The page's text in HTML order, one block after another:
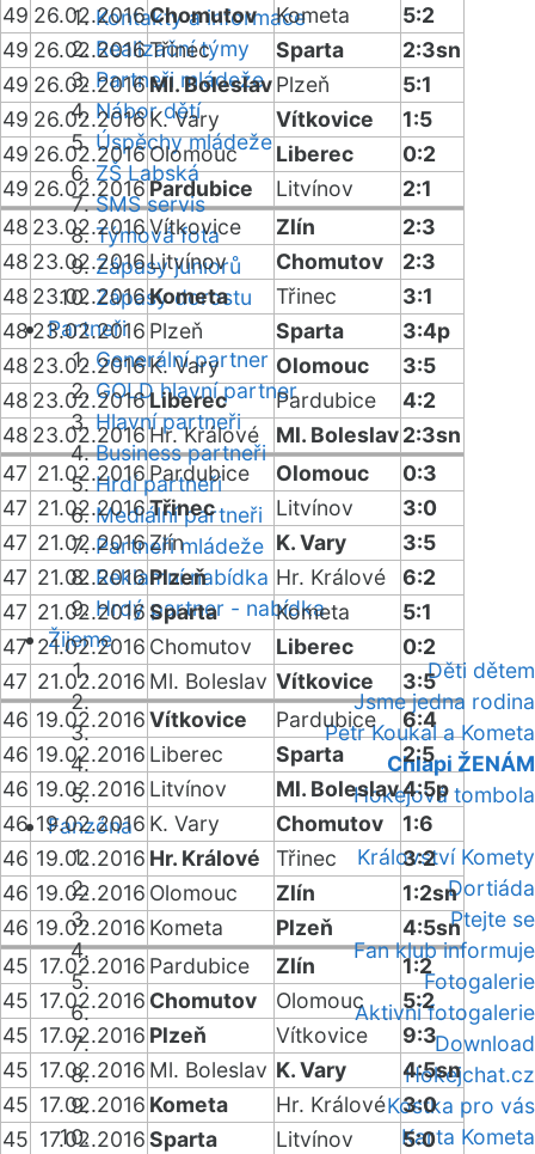
Kontakty a informace
Realizační týmy
Partneři mládeže
Nábor dětí
Úspěchy mládeže
ZŠ Labská
SMS servis
Týmová fota
Zápasy juniorů
Zápasy dorostu
Partneři
Generální partner
GOLD hlavní partner
Hlavní partneři
Business partneři
Hrdí partneři
Mediální partneři
Partneři mládeže
Reklamní nabídka
Hrdý partner - nabídka
Žijeme
Děti dětem
Jsme jedna rodina
Petr Koukal a Kometa
Chlapi ŽENÁM
Hokejová tombola
Fanzóna
Království Komety
Dortiáda
Ptejte se
Fan klub informuje
Fotogalerie
Aktivní fotogalerie
Download
Hokejchat.cz
Kostka pro vás
Karta Kometa
49 26.02.2016Chomutov Kometa
5:2
49 26.02.2016Třinec Sparta
2:3sn
49 26.02.2016Ml. BoleslavPlzeň
5:1
49 26.02.2016K. Vary Vítkovice
1:5
49 26.02.2016Olomouc Liberec
0:2
49 26.02.2016Pardubice Litvínov
2:1
48 23.02.2016Vítkovice Zlín
2:3
48 23.02.2016Litvínov Chomutov
2:3
48 23.02.2016Kometa Třinec
3:1
4823.02.2016 Plzeň Sparta
3:4p
48 23.02.2016K. Vary Olomouc
3:5
48 23.02.2016Liberec Pardubice
4:2
48 23.02.2016Hr. Králové Ml. Boleslav2:3sn
47 21.02.2016 Pardubice Olomouc
0:3
47 21.02.2016Třinec Litvínov
3:0
47 21.02.2016Zlín K. Vary
3:5
47 21.02.2016Plzeň Hr. Králové
6:2
47 21.02.2016Sparta Kometa
5:1
47 21.02.2016 Chomutov Liberec
0:2
47 21.02.2016 Ml. Boleslav Vítkovice
3:5
46 19.02.2016Vítkovice Pardubice
6:4
46 19.02.2016 Liberec Sparta
2:5
46 19.02.2016 Litvínov Ml. Boleslav4:5p
46 19.02.2016 K. Vary Chomutov
1:6
46 19.02.2016 Hr. Králové Třinec
3:2
46 19.02.2016 Olomouc Zlín
1:2sn
46 19.02.2016 Kometa Plzeň
4:5sn
45 17.02.2016 Pardubice Zlín
1:2
45 17.02.2016 Chomutov Olomouc
5:2
45 17.02.2016 Plzeň Vítkovice
9:3
45 17.02.2016 Ml. Boleslav K. Vary
4:5sn
45 17.02.2016 Kometa Hr. Králové
3:0
45 17.02.2016Sparta Litvínov
5:0